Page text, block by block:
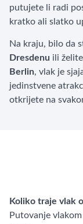
putujete li radi
kratko ali slatko
Na kraju, bilo da
Dresdenu ili
Berlin, vlak je
jedinstvene
otkrijete na
Koliko traje vlak
Putovanje